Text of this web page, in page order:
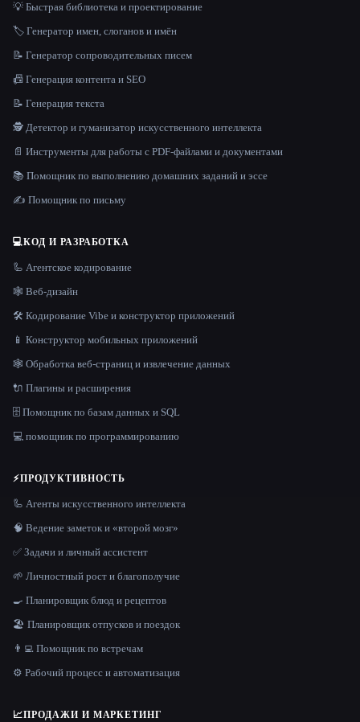
💡 Быстрая библиотека и проектирование
🏷️ Генератор имен, слоганов и имён
📝 Генератор сопроводительных писем
📠 Генерация контента и SEO
📝 Генерация текста
🕵️ Детектор и гуманизатор искусственного интеллекта
📄 Инструменты для работы с PDF-файлами и документами
📚 Помощник по выполнению домашних заданий и эссе
✍️ Помощник по письму
💻КОД И РАЗРАБОТКА
🦾 Агентское кодирование
🕸 Веб-дизайн
🛠️ Кодирование Vibe и конструктор приложений
📱 Конструктор мобильных приложений
🕸️ Обработка веб-страниц и извлечение данных
🔌 Плагины и расширения
🗄️ Помощник по базам данных и SQL
💻 помощник по программированию
⚡ПРОДУКТИВНОСТЬ
🦾 Агенты искусственного интеллекта
🧠 Ведение заметок и «второй мозг»
✅ Задачи и личный ассистент
🌱 Личностный рост и благополучие
🍳 Планировщик блюд и рецептов
🏖 Планировщик отпусков и поездок
👨‍💻 Помощник по встречам
⚙️ Рабочий процесс и автоматизация
📈ПРОДАЖИ И МАРКЕТИНГ